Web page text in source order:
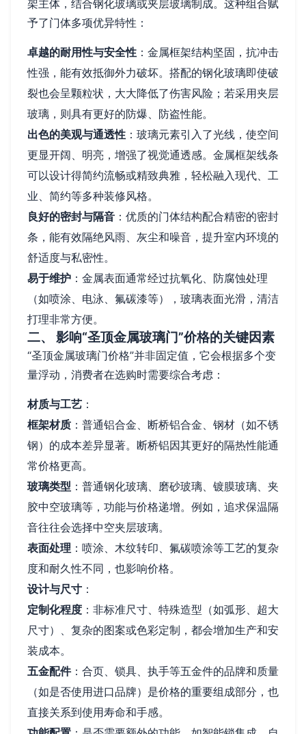
架主体，结合钢化玻璃或夹层玻璃制成。这种组合赋
予了门体多项优异特性：
卓越的耐用性与安全性 ：金属框架结构坚固，抗冲击
性强，能有效抵御外力破坏。搭配的钢化玻璃即使破
裂也会呈颗粒状，大大降低了伤害风险；若采用夹层
玻璃，则具有更好的防爆、防盗性能。
出色的美观与通透性 ：玻璃元素引入了光线，使空间
更显开阔、明亮，增强了视觉通透感。金属框架线条
可以设计得简约流畅或精致典雅，轻松融入现代、工
业、简约等多种装修风格。
良好的密封与隔音 ：优质的门体结构配合精密的密封
条，能有效隔绝风雨、灰尘和噪音，提升室内环境的
舒适度与私密性。
易于维护 ：金属表面通常经过抗氧化、防腐蚀处理
（如喷涂、电泳、氟碳漆等），玻璃表面光滑，清洁
打理非常方便。
二、 影响“圣顶金属玻璃门”价格的关键因素
“圣顶金属玻璃门价格”并非固定值，它会根据多个变
量浮动，消费者在选购时需要综合考虑：
材质与工艺 ：
框架材质 ：普通铝合金、断桥铝合金、钢材（如不锈
钢）的成本差异显著。断桥铝因其更好的隔热性能通
常价格更高。
玻璃类型 ：普通钢化玻璃、磨砂玻璃、镀膜玻璃、夹
胶中空玻璃等，功能与价格递增。例如，追求保温隔
音往往会选择中空夹层玻璃。
表面处理 ：喷涂、木纹转印、氟碳喷涂等工艺的复杂
度和耐久性不同，也影响价格。
设计与尺寸 ：
定制化程度 ：非标准尺寸、特殊造型（如弧形、超大
尺寸）、复杂的图案或色彩定制，都会增加生产和安
装成本。
五金配件：合页、锁具、执手等五金件的品牌和质量
（如是否使用进口品牌）是价格的重要组成部分，也
直接关系到使用寿命和手感。